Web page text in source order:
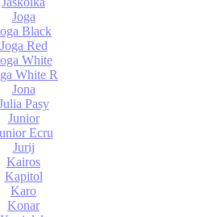
Joga
Black
Joga Red
White
White R
Jona
Pasy
Junior
Ecru
Jurij
Kairos
Kapitol
Karo
Konar